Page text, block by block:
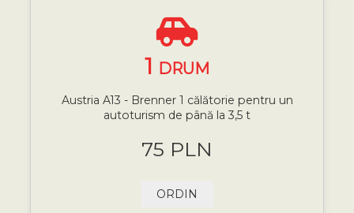
1 DRUM
Austria A13 - Brenner 1 călătorie pentru un
autoturism de până la 3,5 t
75 PLN
ORDIN